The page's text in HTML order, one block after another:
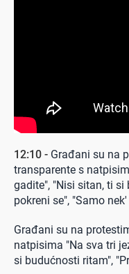
12:10 - Građani su na
transparente s
gadite", "Nisi sitan, ti si
pokreni se", "Samo
Građani su na
natpisima "Na sva tri
si budućnosti ritam",